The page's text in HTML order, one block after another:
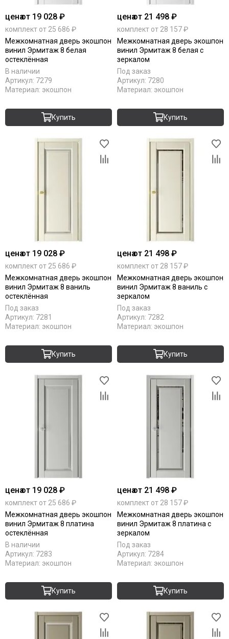
Legend
Luxor
Milyana
Morelli
Ofram
Optima Porte
Porta Di Parma
Portalini
Porte Vista
Poseidon
АСД
Дворецкий
ЗАО ПО Одинцово
Оникс
Пожметком
Текона
ценаот 19 028 ₽
комплект от 25 686 ₽
Межкомнатная дверь экошпон
винил Эрмитаж 8 белая
остеклённая
В наличии
Артикул: 7279
Материал: экошпон
Купить
ценаот 21 498 ₽
комплект от 28 157 ₽
Межкомнатная дверь экошпон
винил Эрмитаж 8 белая с
зеркалом
Под заказ
Артикул: 7280
Материал: экошпон
Купить
ценаот 19 028 ₽
комплект от 25 686 ₽
Межкомнатная дверь экошпон
винил Эрмитаж 8 ваниль
остеклённая
Под заказ
Артикул: 7281
Материал: экошпон
Купить
ценаот 21 498 ₽
комплект от 28 157 ₽
Межкомнатная дверь экошпон
винил Эрмитаж 8 ваниль с
зеркалом
Под заказ
Артикул: 7282
Материал: экошпон
Купить
ценаот 19 028 ₽
комплект от 25 686 ₽
Межкомнатная дверь экошпон
винил Эрмитаж 8 платина
остеклённая
В наличии
Артикул: 7283
Материал: экошпон
Купить
ценаот 21 498 ₽
комплект от 28 157 ₽
Межкомнатная дверь экошпон
винил Эрмитаж 8 платина с
зеркалом
Под заказ
Артикул: 7284
Материал: экошпон
Купить